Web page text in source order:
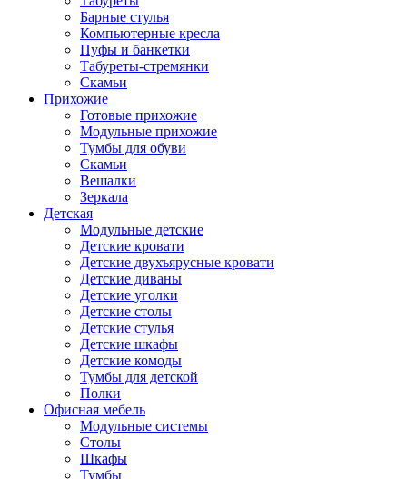
Барные стулья
Компьютерные кресла
Пуфы и банкетки
Табуреты-стремянки
Скамьи
Прихожие
Готовые прихожие
Модульные прихожие
Тумбы для обуви
Скамьи
Вешалки
Зеркала
Детская
Модульные детские
Детские кровати
Детские двухъярусные кровати
Детские диваны
Детские уголки
Детские столы
Детские стулья
Детские шкафы
Детские комоды
Тумбы для детской
Полки
Офисная мебель
Модульные системы
Столы
Шкафы
Тумбы